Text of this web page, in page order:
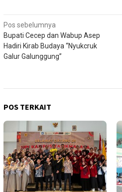
Navigasi
pos
Pos sebelumnya
Bupati Cecep dan Wabup Asep
Hadiri Kirab Budaya “Nyukcruk
Galur Galunggung”
POS TERKAIT